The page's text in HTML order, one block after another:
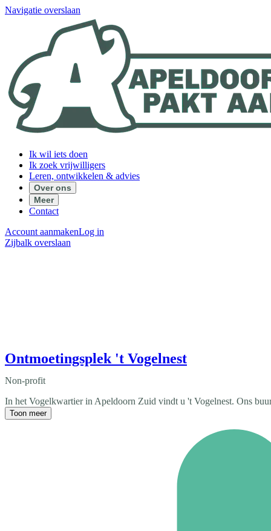
Navigatie overslaan
Ik wil iets doen
Ik zoek vrijwilligers
Leren, ontwikkelen & advies
Over ons
Meer
Contact
Account aanmakenLog in
Zijbalk overslaan
Ontmoetingsplek 't Vogelnest
Non-profit
In het Vogelkwartier in Apeldoorn Zuid vindt u 't Vogelnest. Ons
Toon meer